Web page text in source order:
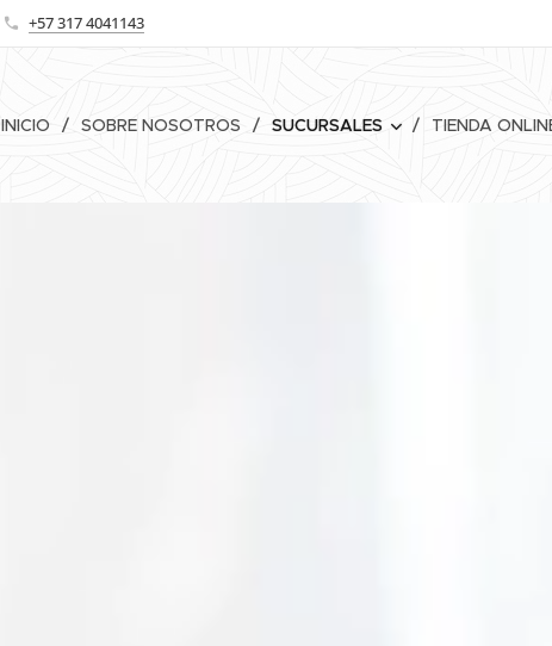
+57 317 4041143
INICIO SOBRE NOSOTROS SUCURSALES TIENDA